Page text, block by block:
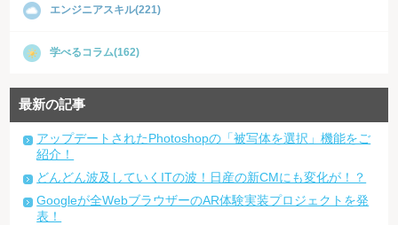
エンジニアスキル(221)
学べるコラム(162)
最新の記事
アップデートされたPhotoshopの「被写体を選択」機能をご
紹介！
どんどん波及していくITの波！日産の新CMにも変化が！？
Googleが全WebブラウザーのAR体験実装プロジェクトを発
表！